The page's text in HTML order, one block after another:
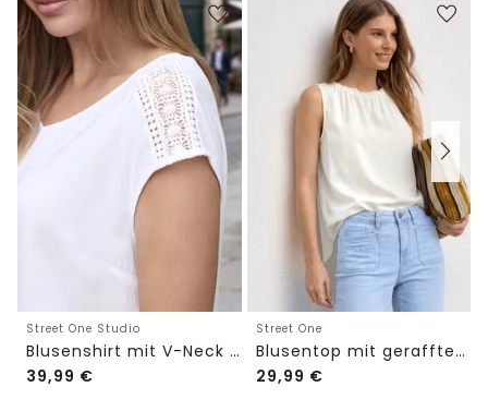
Street One Studio
Blusenshirt mit V-Neck und Spitze
39,99 €
Street One
Blusentop mit gerafftem Rundhals
29,99 €